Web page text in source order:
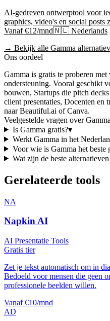
AI-gedreven ontwerptool voor
graphics, video's en social posts
Vanaf €12/mnd🇳🇱 Nederlands
→ Bekijk alle Gamma
Ons oordeel
Gamma is gratis te proberen met
ondersteuning. Vooral geschikt
bouwen, Startups die pitch
client presentaties, Docenten en
naar Beautiful.ai of Canva.
Veelgestelde vragen overGamma
Is Gamma gratis?▾
Werkt Gamma in het
Voor wie is Gamma het beste
Wat zijn de beste
Gerelateerde tools
NA
Napkin AI
AI Presentatie Tools
Gratis tier
Zet je tekst automatisch om in
Bedoeld voor mensen die geen
professionele beelden willen.
Vanaf €10/mnd
AD